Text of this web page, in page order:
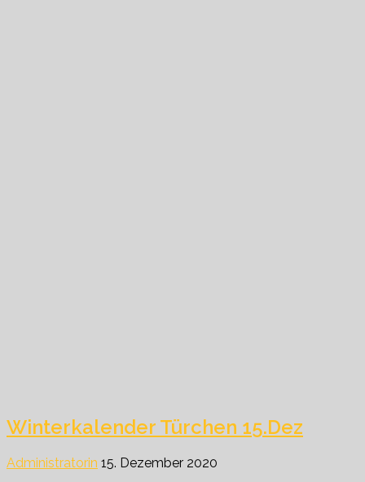
Winterkalender Türchen 15.Dez
Administratorin 15. Dezember 2020